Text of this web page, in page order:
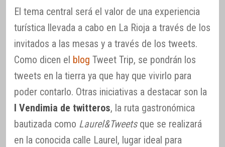
El tema central será el valor de una experiencia
turística llevada a cabo en La Rioja a través de los
invitados a las mesas y a través de los tweets.
Como dicen el blog Tweet Trip, se pondrán los
tweets en la tierra ya que hay que vivirlo para
poder contarlo. Otras iniciativas a destacar son la
I Vendimia de twitteros, la ruta gastronómica
bautizada como Laurel&Tweetsque se realizará
en la conocida calle Laurel, lugar ideal para